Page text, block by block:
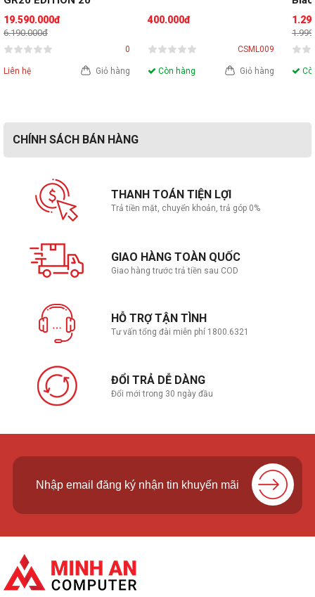
Những chiếc lưới lọc bụi từ tính được bố trí khoa học giúp ngăn
linh kiện bên trong luôn sạch sẽ trong quá trình sử dụng
Cổng I/O thuận tiện
19.590.000đ
6.190.000đ
0
Liên hệ Giỏ hàng
400.000đ
CSML009
Còn hàng Giỏ hàng
CHÍNH SÁCH BÁN HÀNG
THANH TOÁN TIỆN LỢI
Trả tiền mặt, chuyển khoản, trả góp 0%
GIAO HÀNG TOÀN QUỐC
Giao hàng trước trả tiền sau COD
HỖ TRỢ TẬN TÌNH
Tư vấn tổng đài miễn phí 1800.6321
ĐỔI TRẢ DỄ DÀNG
Đổi mới trong 30 ngày đầu